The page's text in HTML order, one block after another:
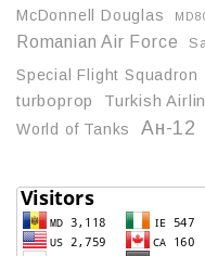
McDonnell Douglas
Romanian Air Force
Special Flight Squadron
turboprop Turkish
World of Tanks
Ан-12